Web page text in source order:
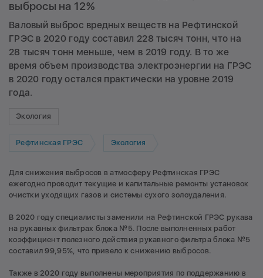
выбросы на 12%
Валовый выброс вредных веществ на Рефтинской
ГРЭС в 2020 году составил 228 тысяч тонн, что на
28 тысяч тонн меньше, чем в 2019 году. В то же
время объем производства электроэнергии на ГРЭС
в 2020 году остался практически на уровне 2019
года.
Экология
Рефтинская ГРЭС Экология
Для снижения выбросов в атмосферу Рефтинская ГРЭС
ежегодно проводит текущие и капитальные ремонты установок
очистки уходящих газов и системы сухого золоудаления.
В 2020 году специалисты заменили на Рефтинской ГРЭС рукава
на рукавных фильтрах блока №5. После выполненных работ
коэффициент полезного действия рукавного фильтра блока №5
составил 99,95%, что привело к снижению выбросов.
Также в 2020 году выполнены мероприятия по поддержанию в